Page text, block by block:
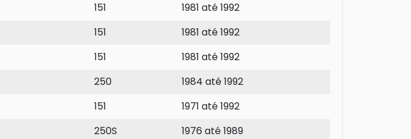
151
1981 até 1992
151
1981 até 1992
151
1981 até 1992
250
1984 até 1992
151
1971 até 1992
250S
1976 até 1989